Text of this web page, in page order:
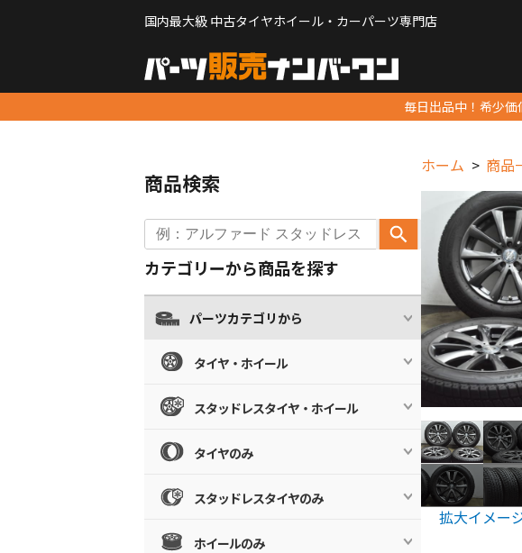
国内最大級 中古タイヤホイール・カーパーツ専門店
毎日出品中！希少
ホーム 商品
拡大イメー
商品検索
カテゴリーから商品を探す
パーツカテゴリから
タイヤ・ホイール
スタッドレスタイヤ・ホイール
タイヤのみ
スタッドレスタイヤのみ
ホイールのみ